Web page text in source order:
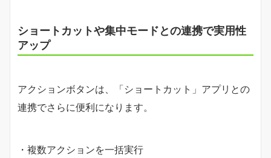
ショートカットや集中モードとの連携で実用性
アップ
アクションボタンは、「ショートカット」アプリとの
連携でさらに便利になります。
・複数アクションを一括実行